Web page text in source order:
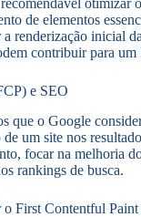
otimizar
de elementos
renderização inicial
contribuir para um
e SEO
que o Google
um site nos
focar na melhoria
rankings de busca.
o First Contentful